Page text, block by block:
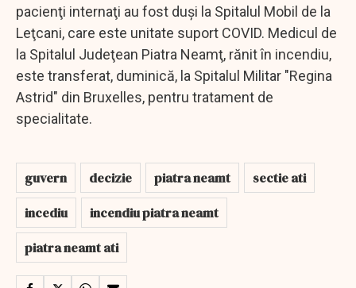
pacienţi internaţi au fost duşi la Spitalul Mobil de la
Leţcani, care este unitate suport COVID. Medicul de
la Spitalul Judeţean Piatra Neamţ, rănit în incendiu,
este transferat, duminică, la Spitalul Militar "Regina
Astrid" din Bruxelles, pentru tratament de
specialitate.
guvern decizie piatra neamt
sectie ati
incediu
incendiu piatra neamt
piatra neamt ati